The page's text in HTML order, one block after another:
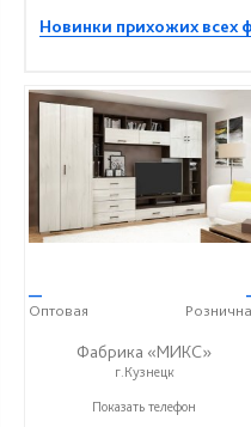
Новинки прихожих всех
—
Оптовая
Фабрика «МИКС»
г.Кузнецк
+7 (937) 423-36-37
Показать телефон